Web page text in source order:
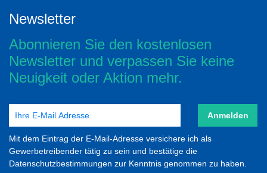
Newsletter
Abonnieren Sie den kostenlosen
Newsletter und verpassen Sie keine
Neuigkeit oder Aktion mehr.
Anmelden
Mit dem Eintrag der E-Mail-Adresse versichere ich als
Gewerbetreibender tätig zu sein und bestätige die
Datenschutzbestimmungen zur Kenntnis genommen zu haben.